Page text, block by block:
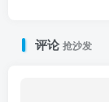
评论抢沙发